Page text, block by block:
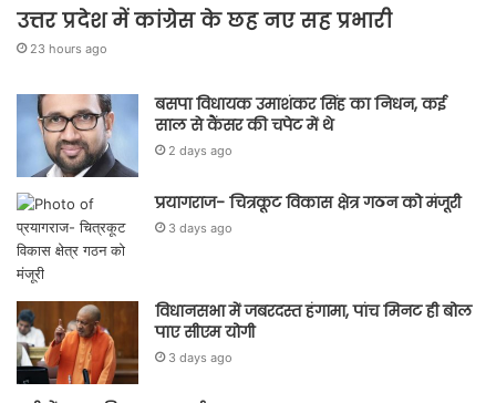
उत्तर प्रदेश में कांग्रेस के छह नए सह प्रभारी
23 hours ago
बसपा विधायक उमाशंकर सिंह का निधन, कई
साल से कैंसर की चपेट में थे
2 days ago
प्रयागराज- चित्रकूट विकास क्षेत्र गठन को मंजूरी
3 days ago
विधानसभा में जबरदस्त हंगामा, पांच मिनट ही बोल
पाए सीएम योगी
3 days ago